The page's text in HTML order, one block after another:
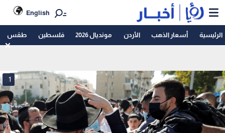
English
الرئيسية أسعار الذهب الأردن مونديال 2026 فلسطين طقس
1